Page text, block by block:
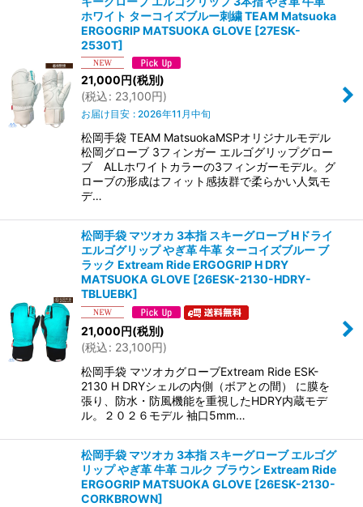
ホワイト ターコイズブルー刺繍 TEAM Matsuoka
ERGOGRIP MATSUOKA GLOVE [27ESK-
2530T]
21,000円(税別)
(税込: 23,100円)
お届け目安 : 2026年11月中旬
松岡手袋 TEAM MatsuokaMSPオリジナルモデル
松岡グローブ 3フィンガー エルゴグリップグロー
ブ ALLホワイトカラーの3フィンガーモデル。グ
ローブの形成はフィット感抜群で柔らかい人気モ
デ…
松岡手袋 マツオカ 3本指 スキーグローブ Hドライ
エルゴグリップ やぎ革 牛革 ターコイズブルー ブ
ラック Extream Ride ERGOGRIP H DRY
MATSUOKA GLOVE [26ESK-2130-HDRY-
TBLUEBK]
21,000円(税別)
(税込: 23,100円)
松岡手袋 マツオカグローブExtream Ride ESK-
2130 H DRYシェルの内側（ボアとの間） に膜を
張り、防水・防風機能を重視したHDRY内蔵モデ
ル。２０２６モデル 袖口5mm…
松岡手袋 マツオカ 3本指 スキーグローブ エルゴグ
リップ やぎ革 牛革 コルク ブラウン Extream Ride
ERGOGRIP MATSUOKA GLOVE [26ESK-2130-
CORKBROWN]